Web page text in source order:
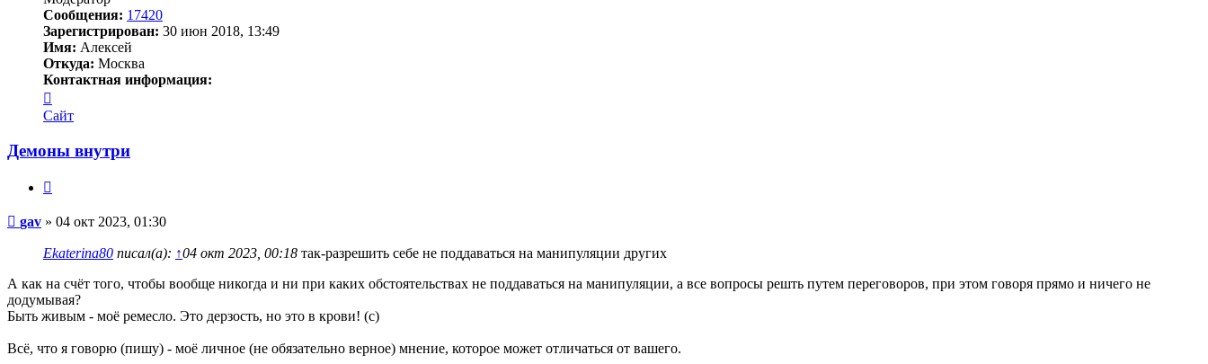
Сообщения: 17420
Зарегистрирован: 30 июн 2018, 13:49
Имя: Алексей
Откуда: Москва
Контактная информация:
информация
пользователя
Сайт
Демоны внутри
Сообщение
gav » 04 окт 2023, 01:30
Ekaterina80 писал(а): ↑04 окт 2023, 00:18 так-разрешить себе не поддаваться на манипуляции других
А как на счёт того, чтобы вообще никогда и ни при каких обстоятельствах не поддаваться на манипуляции, а все вопросы решть путем переговоров, при этом говоря прямо и ничего не
додумывая?
Быть живым - моё ремесло. Это дерзость, но это в крови! (c)
Всё, что я говорю (пишу) - моё личное (не обязательно верное) мнение, которое может отличаться от вашего.